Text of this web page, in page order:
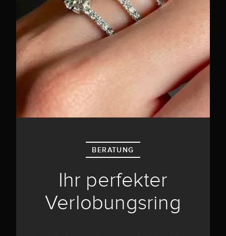
BERATUNG
Ihr perfekter
Verlobungsring